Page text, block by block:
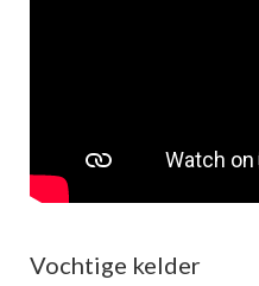
Vochtige kelder